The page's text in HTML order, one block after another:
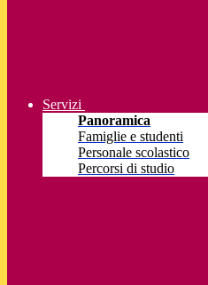
Servizi
Panoramica
Famiglie e studenti
Personale scolastico
Percorsi di studio